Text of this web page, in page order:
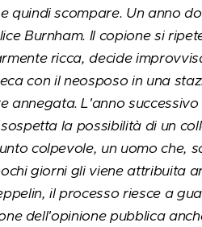
quindi scompare. Un anno
Burnham. Il copione si
ricca, decide
con il neosposo in una
annegata. L'anno
la possibilità di un
colpevole, un uomo che,
giorni gli viene attribuita
il processo riesce a
dell'opinione pubblica